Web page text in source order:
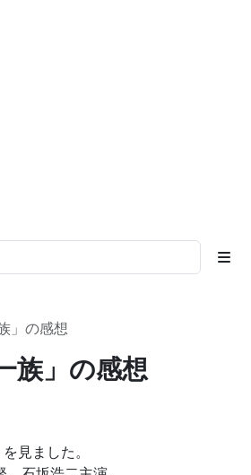
」の感想
族」の感想
見ました。